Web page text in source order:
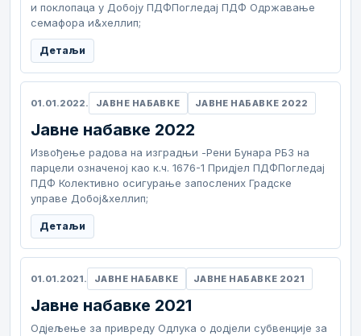
и поклопаца у Добоју ПДФПогледај ПДФ Одржавање
семафора и&хеллип;
Детаљи
01.01.2022. ЈАВНЕ НАБАВКЕ ЈАВНЕ НАБАВКЕ 2022
Јавне набавке 2022
Извођење радова на изградњи -Рени Бунара РБ3 на
парцели означеној као к.ч. 1676-1 Придјел ПДФПогледај
ПДФ Колективно осигурање запослених Градске
управе Добој&хеллип;
Детаљи
01.01.2021. ЈАВНЕ НАБАВКЕ ЈАВНЕ НАБАВКЕ 2021
Јавне набавке 2021
Одјељење за привреду Одлука о додјели субвенције за